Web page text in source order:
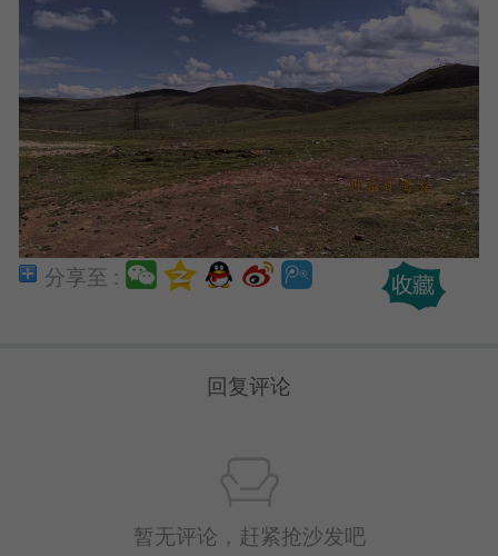
分享至 :
回复评论
暂无评论，赶紧抢沙发吧